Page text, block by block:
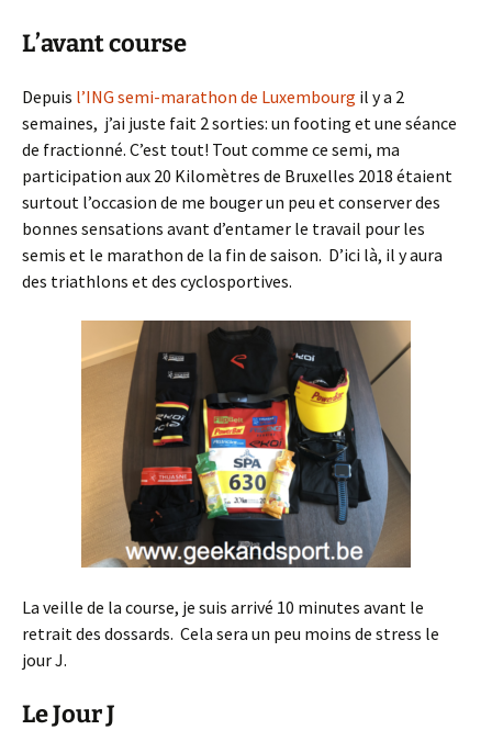
L’avant course
Depuis l’ING semi-marathon de Luxembourg il y a 2
semaines, j’ai juste fait 2 sorties: un footing et une séance
de fractionné. C’est tout! Tout comme ce semi, ma
participation aux 20 Kilomètres de Bruxelles 2018 étaient
surtout l’occasion de me bouger un peu et conserver des
bonnes sensations avant d’entamer le travail pour les
semis et le marathon de la fin de saison. D’ici là, il y aura
des triathlons et des cyclosportives.
La veille de la course, je suis arrivé 10 minutes avant le
retrait des dossards. Cela sera un peu moins de stress le
jour J.
Le Jour J